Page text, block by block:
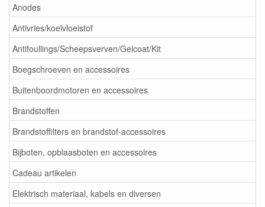
Anodes
Antivries/koelvloeistof
Antifoullings/Scheepsverven/Gelcoat/Kit
Boegschroeven en accessoires
Buitenboordmotoren en accessoires
Brandstoffen
Brandstoffilters en brandstof-accessoires
Bijboten, opblaasboten en accessoires
Cadeau artikelen
Elektrisch materiaal, kabels en diversen